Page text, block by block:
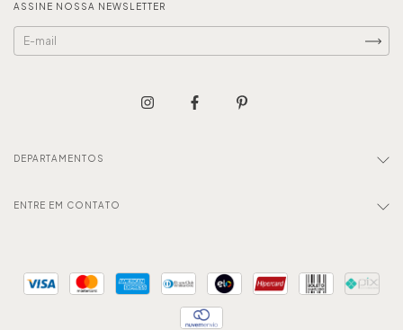
ASSINE NOSSA NEWSLETTER
DEPARTAMENTOS
ENTRE EM CONTATO